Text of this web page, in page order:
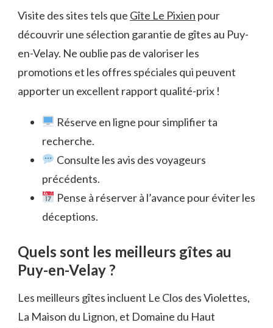
Visite des sites tels que Gîte Le Pixien pour
découvrir une sélection garantie de gîtes au Puy-
en-Velay. Ne oublie pas de valoriser les
promotions et les offres spéciales qui peuvent
apporter un excellent rapport qualité-prix !
Réserve en ligne pour simplifier ta
recherche.
Consulte les avis des voyageurs
précédents.
Pense à réserver à l’avance pour éviter les
déceptions.
Quels sont les meilleurs gîtes au
Puy-en-Velay ?
Les meilleurs gîtes incluent Le Clos des Violettes,
La Maison du Lignon, et Domaine du Haut